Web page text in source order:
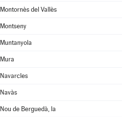
Montornès del Vallès
Montseny
Muntanyola
Mura
Navarcles
Navàs
Nou de Berguedà, la